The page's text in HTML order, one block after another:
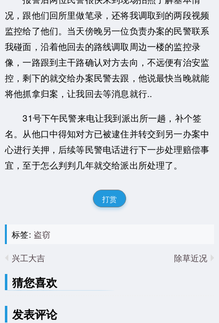
况，跟他们回所里做笔录，还将我调取到的两段视频
监控给了他们。当天傍晚另一位负责办案的民警联系
我碰面，沿着他回去的路线调取周边一楼的监控录
像，一路跟到主干路确认对方去向，不远便有治安监
控，剩下的就交给办案民警去跟，他说最快当晚就能
将他抓拿归案，让我回去等消息就行..
31号下午民警来电让我到派出所一趟，补个签
名。从他口中得知对方已被逮住并转交到另一办案中
心进行关押，后续等民警电话进行下一步处理赔偿事
宜，至于怎么判判几年就交给派出所处理了。
打赏
标签: 盗窃
兴工大吉
除草近况
猜您喜欢
发表评论